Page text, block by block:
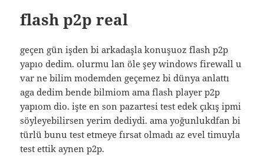
flash p2p real
geçen gün işden bi arkadaşla konuşuoz flash p2p
yapıo dedim. olurmu lan öle şey windows firewall u
var ne bilim modemden geçemez bi dünya anlattı
aga dedim bende bilmiom ama flash player p2p
yapıom dio. işte en son pazartesi test edek çıkış ipmi
söyleyebilirsen yerim dediydi. ama yoğunlukdfan bi
türlü bunu test etmeye fırsat olmadı az evel timuyla
test ettik aynen p2p.